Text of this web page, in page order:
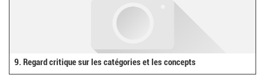
9. Regard critique sur les catégories et les concepts